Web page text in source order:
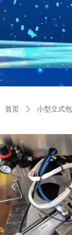
5
넳
首页 ꄲ 小型立式